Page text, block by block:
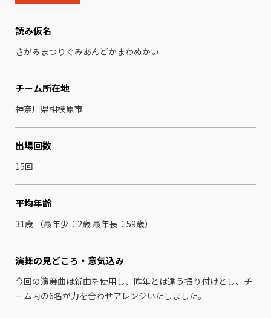
読み仮名
さがみまつりぐみあんどかまわぬかい
チーム所在地
神奈川県相模原市
出場回数
15回
平均年齢
31歳 （最年少：2歳 最年⻑：59歳）
演舞の見どころ・ 意気込み
今回の演舞曲は新曲を使用し、昨年とは違う振り付けとし、チ
ーム内の6名が力を合わせアレンジいたしました。